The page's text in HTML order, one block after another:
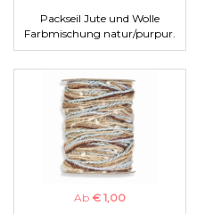
Packseil Jute und Wolle
Farbmischung natur/purpur.
Ab € 1,00